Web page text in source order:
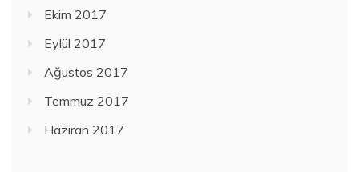
Ekim 2017
Eylül 2017
Ağustos 2017
Temmuz 2017
Haziran 2017